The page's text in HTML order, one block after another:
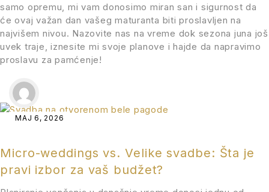
samo opremu, mi vam donosimo miran san i sigurnost da
će ovaj važan dan vašeg maturanta biti proslavljen na
najvišem nivou. Nazovite nas na vreme dok sezona juna još
uvek traje, iznesite mi svoje planove i hajde da napravimo
proslavu za pamćenje!
МАЈ 6, 2026
Micro-weddings vs. Velike svadbe: Šta je
pravi izbor za vaš budžet?